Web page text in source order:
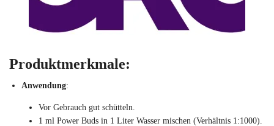
Produktmerkmale:
Anwendung:
Vor Gebrauch gut schütteln.
1 ml Power Buds in 1 Liter Wasser mischen (Verhältnis 1:1000).